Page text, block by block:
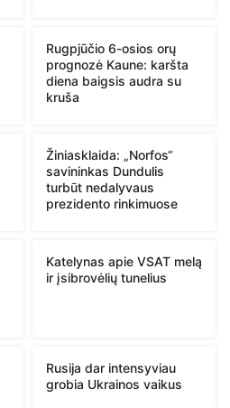
Rugpjūčio 6-osios orų
prognozė Kaune: karšta
diena baigsis audra su
kruša
Žiniasklaida: „Norfos“
savininkas Dundulis
turbūt nedalyvaus
prezidento rinkimuose
Katelynas apie VSAT melą
ir įsibrovėlių tunelius
Rusija dar intensyviau
grobia Ukrainos vaikus